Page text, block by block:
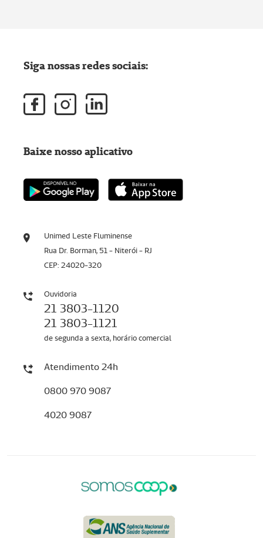
Unimed Leste Fluminense
Rua Dr. Borman, 51 - Niterói - RJ
CEP: 24020-320
Ouvidoria
21 3803-1120
21 3803-1121
de segunda a sexta, horário comercial
Atendimento 24h
0800 970 9087
4020 9087
Siga nossas redes sociais:
Baixe nosso aplicativo